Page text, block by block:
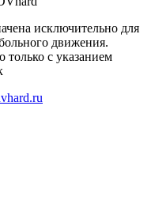
исключительно для
движения.
только с указанием